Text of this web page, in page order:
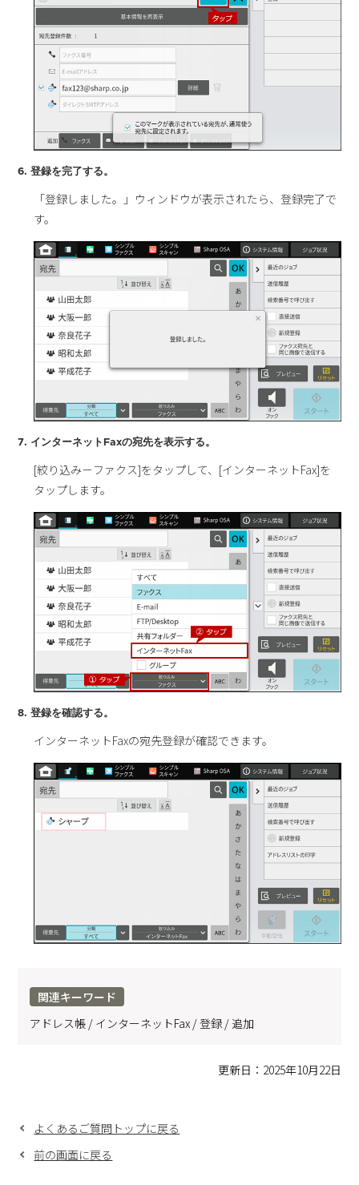
6. 登録を完了する。
「登録しました。」ウィンドウが表示されたら、登録完了で
す。
7. インターネットFaxの宛先を表示する。
[絞り込み－ファクス]をタップして、[インターネットFax]を
タップします。
8. 登録を確認する。
インターネットFaxの宛先登録が確認できます。
関連キーワード
アドレス帳 / インターネットFax / 登録 / 追加
更新日：2025年10月22日
よくあるご質問トップに戻る
前の画面に戻る